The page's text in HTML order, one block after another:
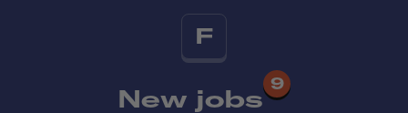
F
New jobs
9